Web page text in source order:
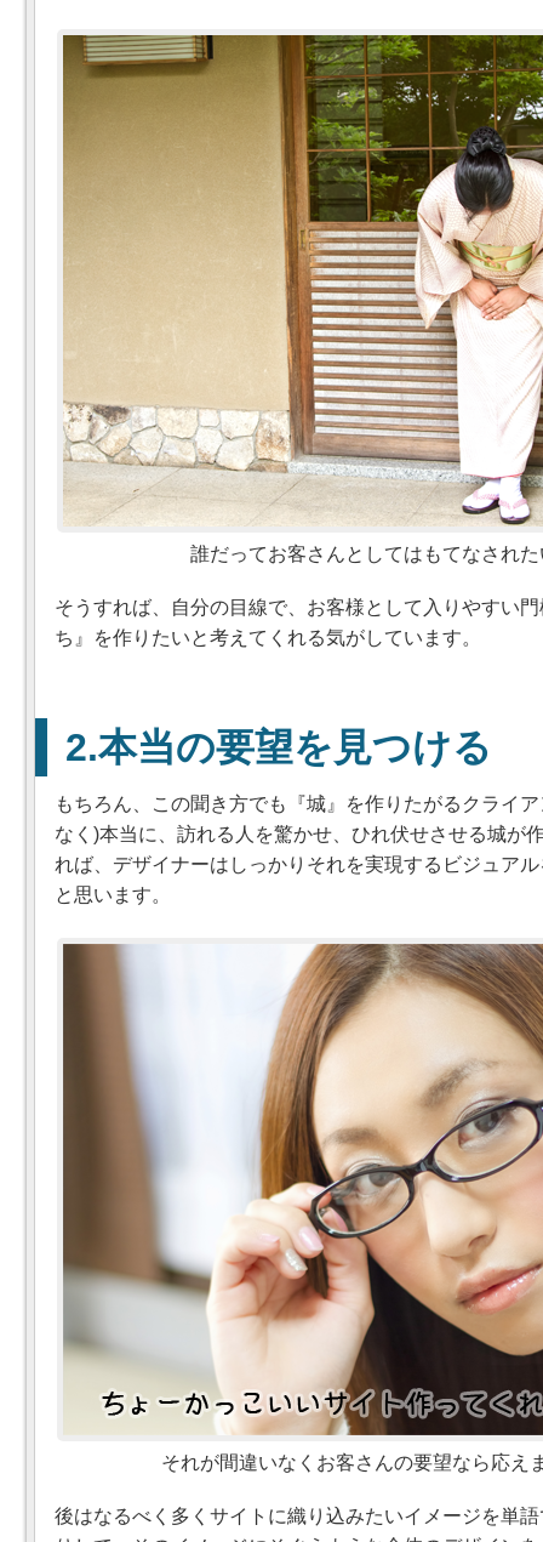
誰だってお客さんとしてはもてなされ
そうすれば、自分の目線で、お客様として入りやすい
ち
を作りたいと考えてくれる気がしています。
本当の要望を見つける
もちろん、この聞き方でも 城
を作りたがるクライ
なく)本当に、訪れる人を驚かせ、ひれ伏せさせる城が
れば、デザイナーはしっかりそれを実現するビジュア
と思います。
それが間違いなくお客さんの要望なら応え
後はなるべく多くサイトに織り込みたいイメージを単